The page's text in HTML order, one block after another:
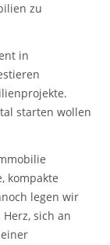
zu
in
starten wollen
kompakte
legen wir
sich an